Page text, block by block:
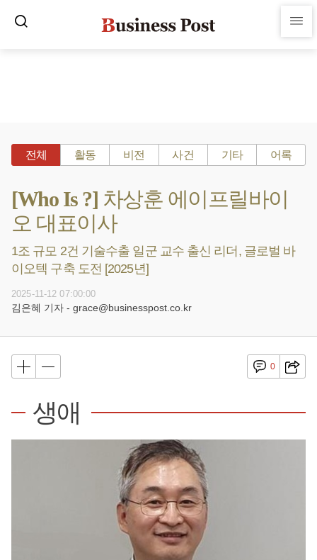
전체 활동 비전 사건 기타 어록
[Who Is ?] 차상훈 에이프릴바이
오 대표이사
1조 규모 2건 기술수출 일군 교수 출신 리더, 글로벌 바
이오텍 구축 도전 [2025년]
2025-11-12 07:00:00
김은혜 기자 - grace@businesspost.co.kr
0
생애